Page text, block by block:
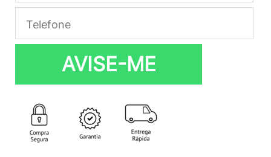
AVISE-ME